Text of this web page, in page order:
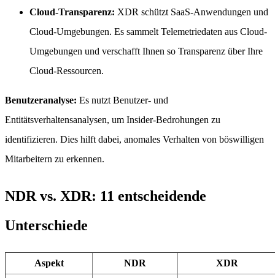
Cloud-Transparenz: XDR schützt SaaS-Anwendungen und
Cloud-Umgebungen. Es sammelt Telemetriedaten aus Cloud-
Umgebungen und verschafft Ihnen so Transparenz über Ihre
Cloud-Ressourcen.
Benutzeranalyse: Es nutzt Benutzer- und
Entitätsverhaltensanalysen, um Insider-Bedrohungen zu
identifizieren. Dies hilft dabei, anomales Verhalten von böswilligen
Mitarbeitern zu erkennen.
NDR vs. XDR: 11 entscheidende
Unterschiede
Aspekt NDR XDR